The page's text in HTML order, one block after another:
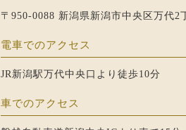
〒950-0088 新潟県新潟市中央区万代2
電車でのアクセス
JR新潟駅万代中央口より徒歩10分
車でのアクセス